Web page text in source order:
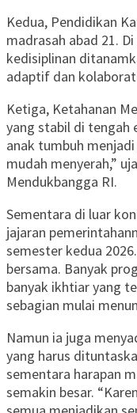
Kedua, Pendidikan
madrasah abad 21.
kedisiplinan
adaptif dan
Ketiga, Ketahanan
yang stabil di tengah
anak tumbuh
mudah menyerah,”
Mendukbangga RI.
Sementara di luar
jajaran
semester kedua
bersama. Banyak
banyak ikhtiar yang
sebagian mulai
Namun ia juga
yang harus
sementara harapan
semakin besar.